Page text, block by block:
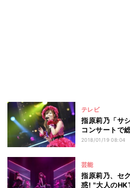
テレビ
指原莉乃「サ
コンサートで
2018/01/19 08:04
芸能
指原莉乃、セ
惑! "大人の